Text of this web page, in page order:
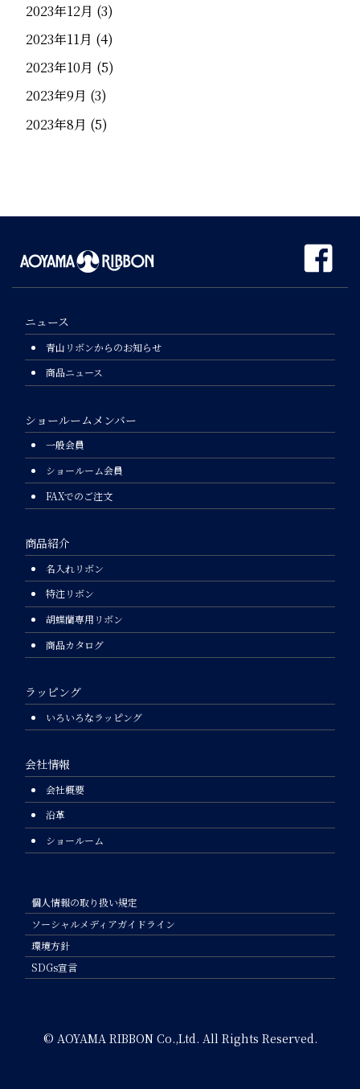
2023年12月 (3)
2023年11月 (4)
2023年10月 (5)
2023年9月 (3)
2023年8月 (5)
ニュース
青山リボンからのお知らせ
商品ニュース
ショールームメンバー
一般会員
ショールーム会員
FAXでのご注文
商品紹介
名入れリボン
特注リボン
胡蝶蘭専用リボン
商品カタログ
ラッピング
いろいろなラッピング
会社情報
会社概要
沿革
ショールーム
個人情報の取り扱い規定
ソーシャルメディアガイドライン
環境方針
SDGs宣言
© AOYAMA RIBBON Co.,Ltd. All Rights Reserved.